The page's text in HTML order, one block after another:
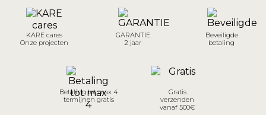
KARE cares
Onze projecten
GARANTIE
2 jaar
Beveiligde
betaling
Betaling tot max 4
termijnen gratis
Gratis
verzenden
vanaf 500€